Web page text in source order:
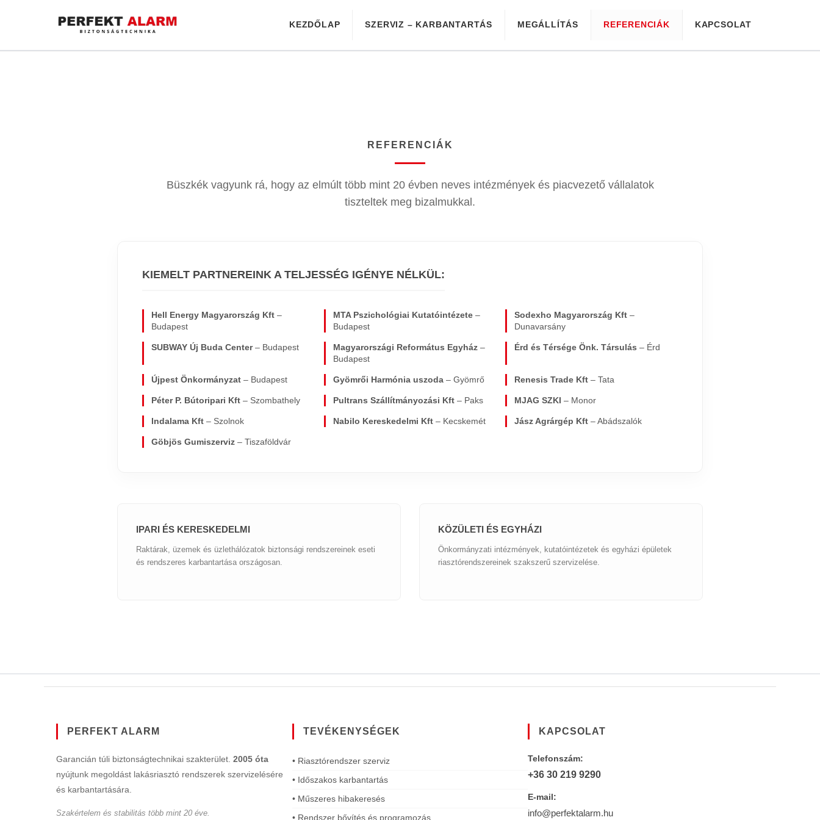
KEZDŐLAP SZERVIZ – KARBANTARTÁS MEGÁLLÍTÁS REFERENCIÁK KAPCSOLAT
REFERENCIÁK
Büszkék vagyunk rá, hogy az elmúlt több mint 20 évben neves intézmények és piacvezető vállalatok
tiszteltek meg bizalmukkal.
KIEMELT PARTNEREINK A TELJESSÉG IGÉNYE NÉLKÜL:
Hell Energy Magyarország Kft –
Budapest
MTA Pszichológiai Kutatóintézete–
Budapest
Sodexho Magyarország Kft –
Dunavarsány
SUBWAY Új Buda Center– Budapest Magyarországi Református Egyház–
Budapest
Érd és Térsége Önk. Társulás – Érd
Újpest Önkormányzat – Budapest Gyömrői Harmónia uszoda– Gyömrő Renesis Trade Kft – Tata
Péter P. Bútoripari Kft – Szombathely Pultrans Szállítmányozási Kft– Paks MJAG SZKI – Monor
Indalama Kft – Szolnok Nabilo Kereskedelmi Kft– Kecskemét Jász Agrárgép Kft – Abádszalók
Göbjös Gumiszerviz – Tiszaföldvár
IPARI ÉS KERESKEDELMI
Raktárak, üzemek és üzlethálózatok biztonsági rendszereinek eseti
és rendszeres karbantartása országosan.
KÖZÜLETI ÉS EGYHÁZI
Önkormányzati intézmények, kutatóintézetek és egyházi épületek
riasztórendszereinek szakszerű szervizelése.
PERFEKT ALARM
Garancián túli biztonságtechnikai szakterület. 2005 óta
nyújtunk megoldást lakásriasztó rendszerek szervizelésére
és karbantartására.
Szakértelem és stabilitás több mint 20 éve.
TEVÉKENYSÉGEK
• Riasztórendszer szerviz
• Időszakos karbantartás
• Műszeres hibakeresés
• Rendszer bővítés és programozás
KAPCSOLAT
Telefonszám:
+36 30 219 9290
E-mail:
info@perfektalarm.hu